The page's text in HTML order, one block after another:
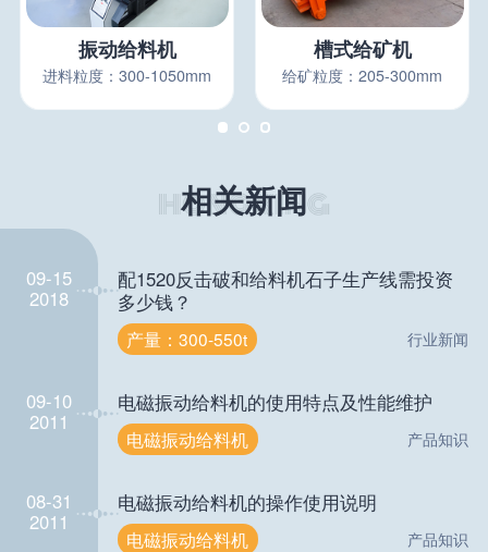
振动给料机
进料粒度：300-1050mm
槽式给矿机
给矿粒度：205-300mm
相关新闻
09-15
2018
配1520反击破和给料机石子生产线需投资
多少钱？
产量：300-550t 行业新闻
09-10
2011
电磁振动给料机的使用特点及性能维护
电磁振动给料机 产品知识
08-31
2011
电磁振动给料机的操作使用说明
电磁振动给料机 产品知识